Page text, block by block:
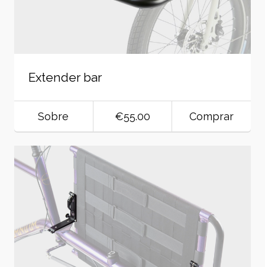
Extender bar
Sobre €55.00 Comprar